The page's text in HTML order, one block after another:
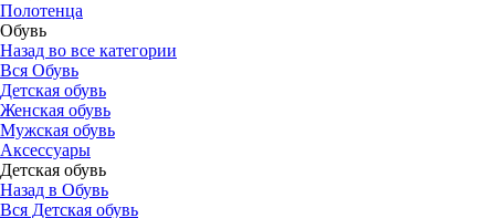
Полотенца
Обувь
Назад во все категории
Вся Обувь
Детская обувь
Женская обувь
Мужская обувь
Аксессуары
Детская обувь
Назад в Обувь
Вся Детская обувь